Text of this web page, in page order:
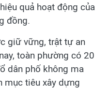
quả hoạt động của
đồng.
giữ vững, trật tự an
toàn phường có 20
dân phố không ma
mục tiêu xây dựng